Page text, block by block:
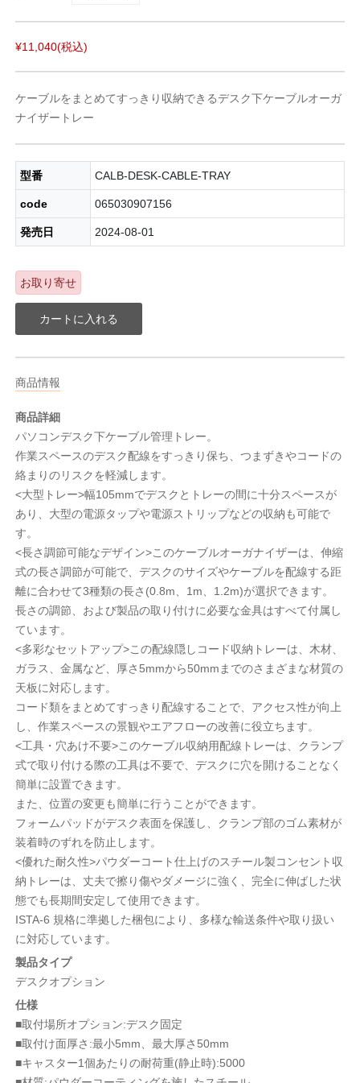
¥11,040(税込)
ケーブルをまとめてすっきり収納できるデスク下ケーブルオーガ
ナイザートレー
型番 CALB-DESK-CABLE-TRAY
code 065030907156
発売日 2024-08-01
お取り寄せ
カートに入れる
商品情報
商品詳細
パソコンデスク下ケーブル管理トレー。
作業スペースのデスク配線をすっきり保ち、つまずきやコードの
絡まりのリスクを軽減します。
<大型トレー>幅105mmでデスクとトレーの間に十分スペースが
あり、大型の電源タップや電源ストリップなどの収納も可能で
す。
<長さ調節可能なデザイン>このケーブルオーガナイザーは、伸縮
式の長さ調節が可能で、デスクのサイズやケーブルを配線する距
離に合わせて3種類の長さ(0.8m、1m、1.2m)が選択できます。
長さの調節、および製品の取り付けに必要な金具はすべて付属し
ています。
<多彩なセットアップ>この配線隠しコード収納トレーは、木材、
ガラス、金属など、厚さ5mmから50mmまでのさまざまな材質の
天板に対応します。
コード類をまとめてすっきり配線することで、アクセス性が向上
し、作業スペースの景観やエアフローの改善に役立ちます。
<工具・穴あけ不要>このケーブル収納用配線トレーは、クランプ
式で取り付ける際の工具は不要で、デスクに穴を開けることなく
簡単に設置できます。
また、位置の変更も簡単に行うことができます。
フォームパッドがデスク表面を保護し、クランプ部のゴム素材が
装着時のずれを防止します。
<優れた耐久性>パウダーコート仕上げのスチール製コンセント収
納トレーは、丈夫で擦り傷やダメージに強く、完全に伸ばした状
態でも長期間安定して使用できます。
ISTA-6 規格に準拠した梱包により、多様な輸送条件や取り扱い
に対応しています。
製品タイプ
デスクオプション
仕様
■取付場所オプション:デスク固定
■取付け面厚さ:最小5mm、最大厚さ50mm
■キャスター1個あたりの耐荷重(静止時):5000